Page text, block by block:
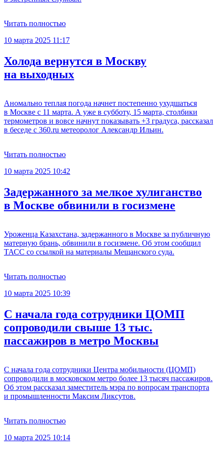
Читать полностью
10 марта 2025 11:17
Холода вернутся в Москву
на выходных
Аномально теплая погода начнет постепенно ухудшаться
в Москве с 11 марта. А уже в субботу, 15 марта, столбики
термометров и вовсе начнут показывать +3 градуса, рассказал
в беседе с 360.ru метеоролог Александр Ильин.
Читать полностью
10 марта 2025 10:42
Задержанного за мелкое хулиганство
в Москве обвинили в госизмене
Уроженца Казахстана, задержанного в Москве за публичную
матерную брань, обвинили в госизмене. Об этом сообщил
ТАСС со ссылкой на материалы Мещанского суда.
Читать полностью
10 марта 2025 10:39
С начала года сотрудники ЦОМП
сопроводили свыше 13 тыс.
пассажиров в метро Москвы
С начала года сотрудники Центра мобильности (ЦОМП)
сопроводили в московском метро более 13 тысяч пассажиров.
Об этом рассказал заместитель мэра по вопросам транспорта
и промышленности Максим Ликсутов.
Читать полностью
10 марта 2025 10:14